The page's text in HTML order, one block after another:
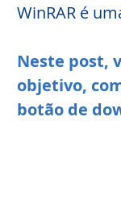
WinRAR é
Neste post,
objetivo,
botão de